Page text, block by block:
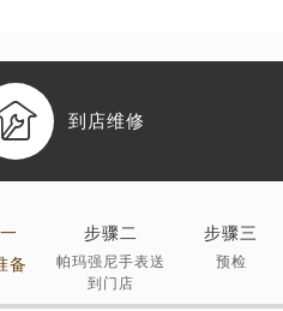
到店维修
备
步骤二
帕玛强尼手表送
到门店
步骤三
预检